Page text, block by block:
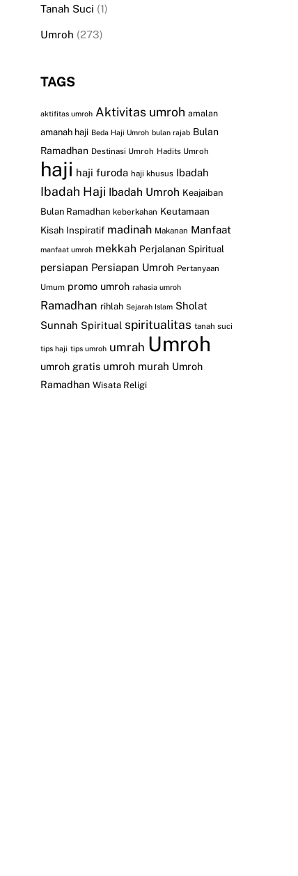
Tanah Suci (1)
Umroh (273)
TAGS
aktifitas umroh Aktivitas umroh amalan
amanah haji Beda Haji Umroh bulan rajab Bulan
Ramadhan Destinasi Umroh Hadits Umroh
haji haji furoda haji khusus Ibadah
Ibadah Haji Ibadah Umroh Keajaiban
Bulan Ramadhan keberkahan Keutamaan
Kisah Inspiratif madinah Makanan Manfaat
manfaat umroh mekkah Perjalanan Spiritual
persiapan Persiapan Umroh Pertanyaan
Umum promo umroh rahasia umroh
Ramadhan rihlah Sejarah Islam Sholat
Sunnah Spiritual spiritualitas tanah suci
tips haji tips umroh umrah Umroh
umroh gratis umroh murah Umroh
Ramadhan Wisata Religi